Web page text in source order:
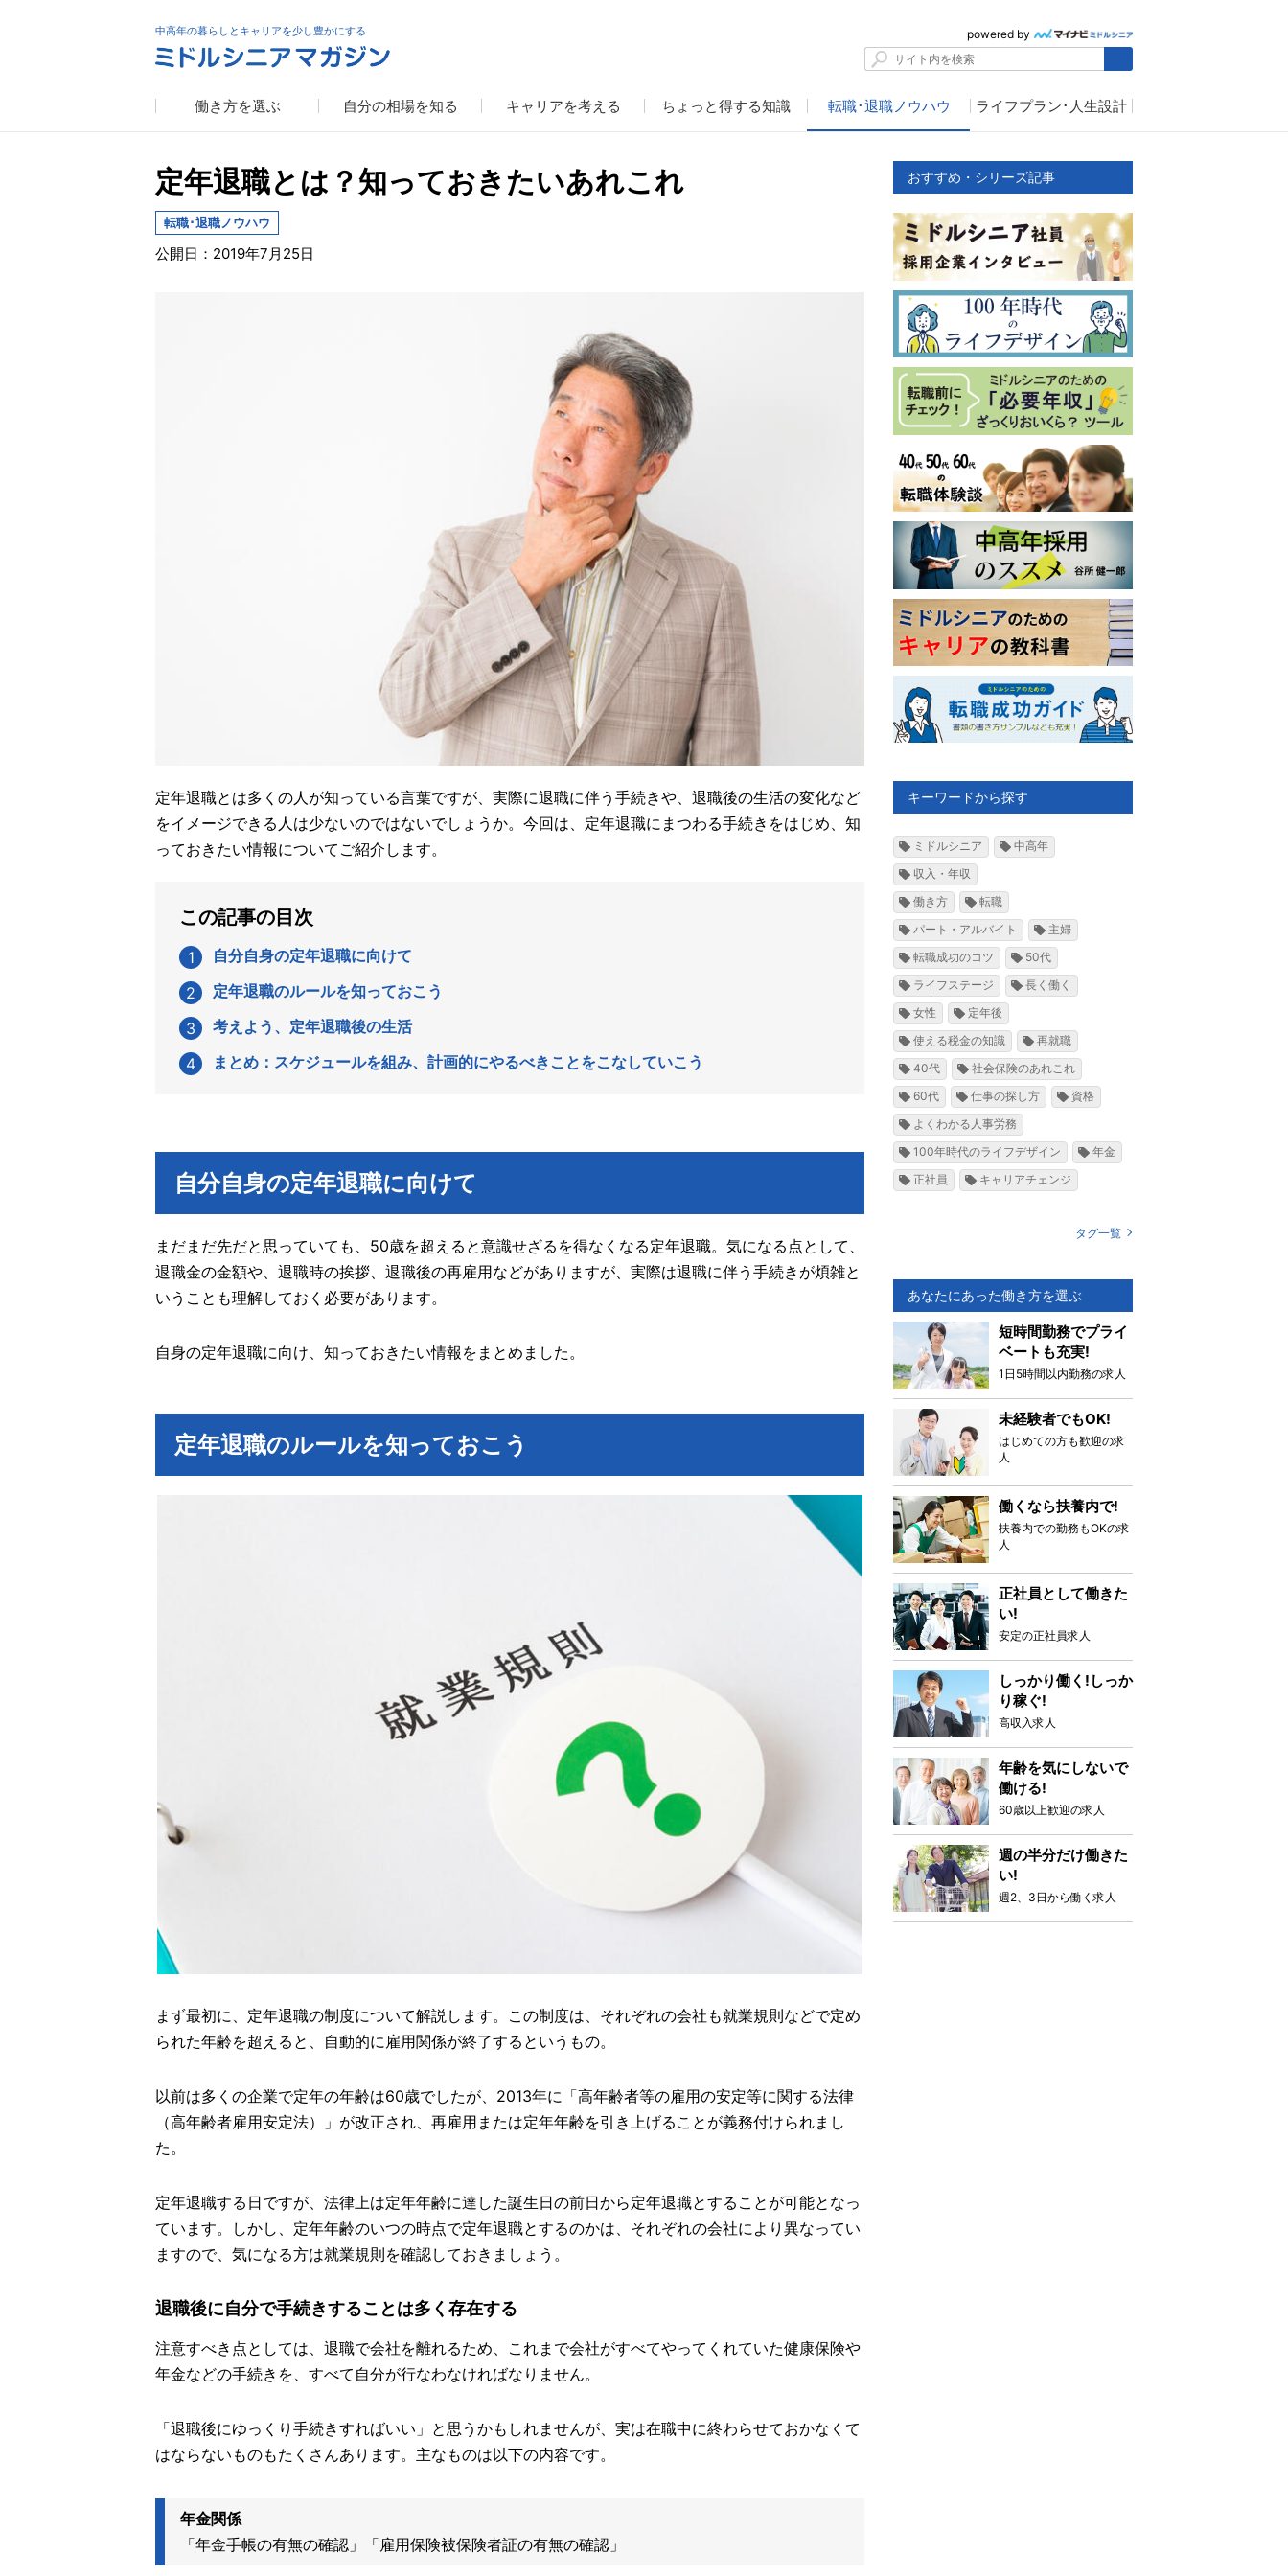
中高年の暮らしとキャリアを少し豊かにする powered by
働き方を選ぶ 自分の相場を知る キャリアを考える ちょっと得する知識 転職･退職ノウハウ ライフプラン･人生設計
定年退職とは？知っておきたいあれこれ
転職･退職ノウハウ
公開日：2019年7月25日
定年退職とは多くの人が知っている言葉ですが、実際に退職に伴う手続きや、退職後の生活の変化など
をイメージできる人は少ないのではないでしょうか。今回は、定年退職にまつわる手続きをはじめ、知
っておきたい情報についてご紹介します。
この記事の目次
自分自身の定年退職に向けて
定年退職のルールを知っておこう
考えよう、定年退職後の生活
まとめ：スケジュールを組み、計画的にやるべきことをこなしていこう
自分自身の定年退職に向けて
まだまだ先だと思っていても、50歳を超えると意識せざるを得なくなる定年退職。気になる点として、
退職金の金額や、退職時の挨拶、退職後の再雇用などがありますが、実際は退職に伴う手続きが煩雑と
いうことも理解しておく必要があります。
自身の定年退職に向け、知っておきたい情報をまとめました。
定年退職のルールを知っておこう
まず最初に、定年退職の制度について解説します。この制度は、それぞれの会社も就業規則などで定め
られた年齢を超えると、自動的に雇用関係が終了するというもの。
以前は多くの企業で定年の年齢は60歳でしたが、2013年に「高年齢者等の雇用の安定等に関する法律
（高年齢者雇用安定法）」が改正され、再雇用または定年年齢を引き上げることが義務付けられまし
た。
定年退職する日ですが、法律上は定年年齢に達した誕生日の前日から定年退職とすることが可能となっ
ています。しかし、定年年齢のいつの時点で定年退職とするのかは、それぞれの会社により異なってい
ますので、気になる方は就業規則を確認しておきましょう。
退職後に自分で手続きすることは多く存在する
注意すべき点としては、退職で会社を離れるため、これまで会社がすべてやってくれていた健康保険や
年金などの手続きを、すべて自分が行なわなければなりません。
「退職後にゆっくり手続きすればいい」と思うかもしれませんが、実は在職中に終わらせておかなくて
はならないものもたくさんあります。主なものは以下の内容です。
年金関係
「年金手帳の有無の確認」「雇用保険被保険者証の有無の確認」
おすすめ・シリーズ記事
キーワードから探す
ミドルシニア
中高年
収入・年収
働き方
転職
パート・アルバイト
主婦
転職成功のコツ
50代
ライフステージ
長く働く
女性
定年後
使える税金の知識
再就職
40代
社会保険のあれこれ
60代
仕事の探し方
資格
よくわかる人事労務
100年時代のライフデザイン
年金
正社員
キャリアチェンジ
タグ一覧
あなたにあった働き方を選ぶ
短時間勤務でプライ
ベートも充実!
1日5時間以内勤務の求人
未経験者でもOK!
はじめての方も歓迎の求
人
働くなら扶養内で!
扶養内での勤務もOKの求
人
正社員として働きた
い!
安定の正社員求人
しっかり働く!しっか
り稼ぐ!
高収入求人
年齢を気にしないで
働ける!
60歳以上歓迎の求人
週の半分だけ働きた
い!
週2、3日から働く求人